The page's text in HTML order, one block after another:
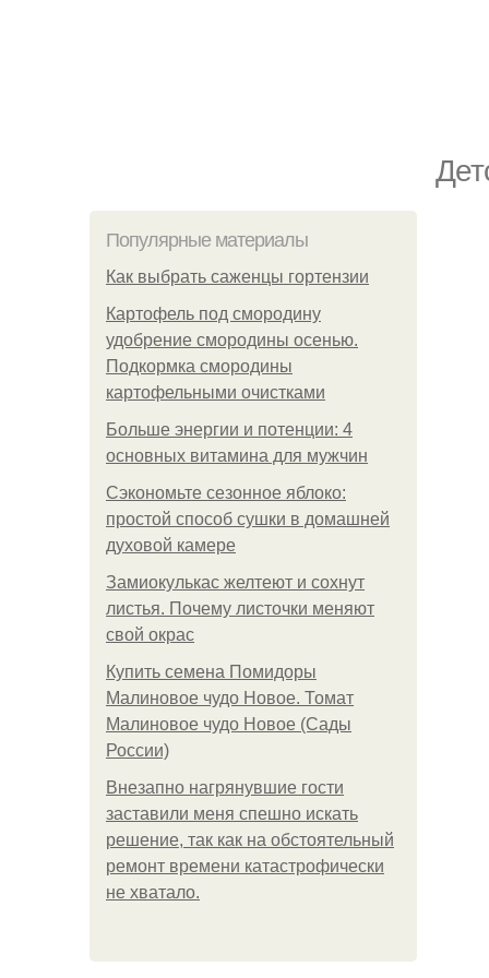
Популярные материалы
Как выбрать саженцы гортензии
Картофель под смородину
удобрение смородины осенью.
Подкормка смородины
картофельными очистками
Больше энергии и потенции: 4
основных витамина для мужчин
Сэкономьте сезонное яблоко:
простой способ сушки в домашней
духовой камере
Замиокулькас желтеют и сохнут
листья. Почему листочки меняют
свой окрас
Купить семена Помидоры
Малиновое чудо Новое. Томат
Малиновое чудо Новое (Сады
России)
Внезапно нагрянувшие гости
заставили меня спешно искать
решение, так как на обстоятельный
ремонт времени катастрофически
не хватало.